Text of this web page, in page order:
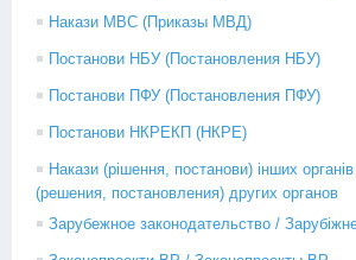
Накази МВС (Приказы МВД)
Постанови НБУ (Постановления НБУ)
Постанови ПФУ (Постановления ПФУ)
Постанови НКРЕКП (НКРЕ)
Накази (рішення, постанови) інших
(решения, постановления) других органов
Зарубежное законодательство /